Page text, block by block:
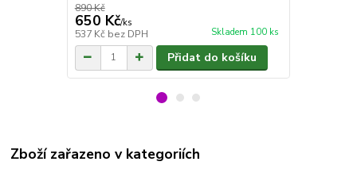
890 Kč
650 Kč/ks
537 Kč bez DPH Skladem 100 ks
Přidat do košíku
Zboží zařazeno v kategoriích